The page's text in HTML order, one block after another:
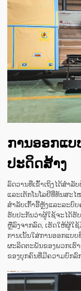
ການອອກແບ
ປະດິດສ້າງ
ລົດວານທີ່ເຂົ້າເຖິງໄດ້ສຳ
ແລະເຕັກໂນໂລຢີທີ່ທັນສະ
ສຳລັບເກົ້າອີ້ຫຼັງແລະລະບົ
ຮັບປະກັນວ່າຜູ້ໃຊ້ຈະໄດ້ຮັ
ຫຼືລົງຈາກລົດ, ເຮັດໃຫ້ຜູ້ໃ
ການເນັ້ນໃສ່ການອອກແບ
ຜະລິດຕະພັນຂອງພວກເຮົ
ຂອງບຸກຄົນທີ່ມີຄວາມບົກລົ